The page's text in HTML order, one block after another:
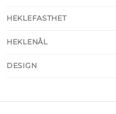
HEKLEFASTHET
HEKLENÅL
DESIGN